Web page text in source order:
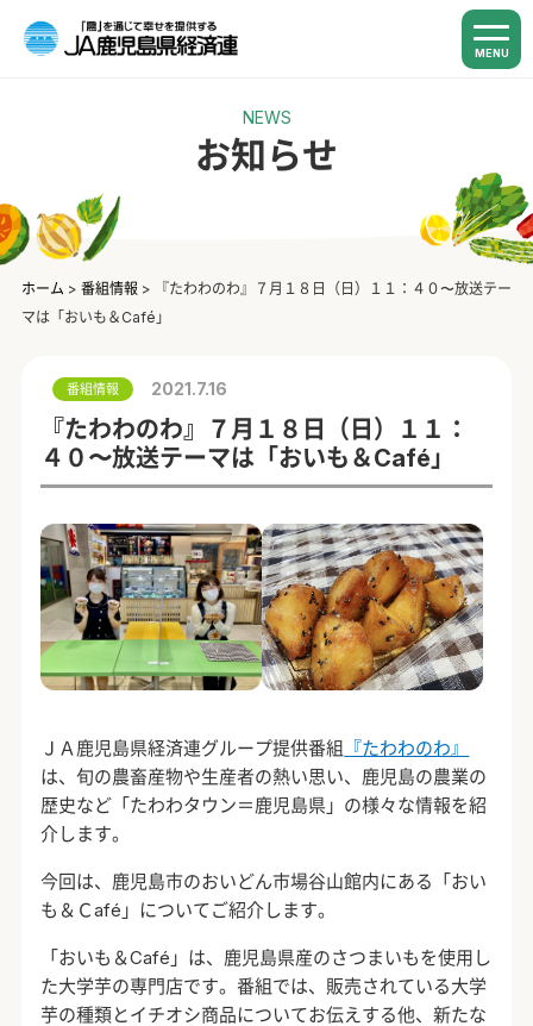
MENU
NEWS
お知らせ
ホーム > 番組情報 >
『たわわのわ』７月１８日（日）１１：４０〜放送テー
マは「おいも＆Café」
番組情報 2021.7.16
『たわわのわ』７月１８日（日）１１：
４０〜放送テーマは「おいも＆Café」
ＪＡ鹿児島県経済連グループ提供番組 『たわわのわ』
は、旬の農畜産物や生産者の熱い思い、鹿児島の農業の
歴史など「たわわタウン＝鹿児島県」の様々な情報を紹
介します。
今回は、鹿児島市のおいどん市場谷山館内にある「おい
も＆Ｃafé」についてご紹介します。
「おいも＆Café」は、鹿児島県産のさつまいもを使用し
た大学芋の専門店です。番組では、販売されている大学
芋の種類とイチオシ商品についてお伝えする他、新たな